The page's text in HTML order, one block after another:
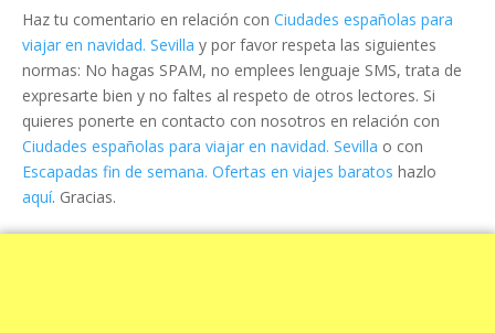
Haz tu comentario en relación con Ciudades españolas para
viajar en navidad. Sevilla y por favor respeta las siguientes
normas: No hagas SPAM, no emplees lenguaje SMS, trata de
expresarte bien y no faltes al respeto de otros lectores. Si
quieres ponerte en contacto con nosotros en relación con
Ciudades españolas para viajar en navidad. Sevilla o con
Escapadas fin de semana. Ofertas en viajes baratos hazlo
aquí. Gracias.